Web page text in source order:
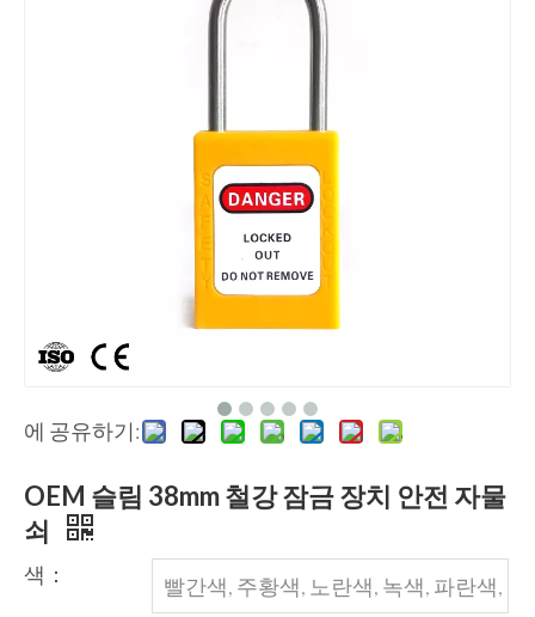
에 공유하기:
OEM 슬림 38mm 철강 잠금 장치 안전 자물
쇠
색：
빨간색, 주황색, 노란색, 녹색, 파란색,